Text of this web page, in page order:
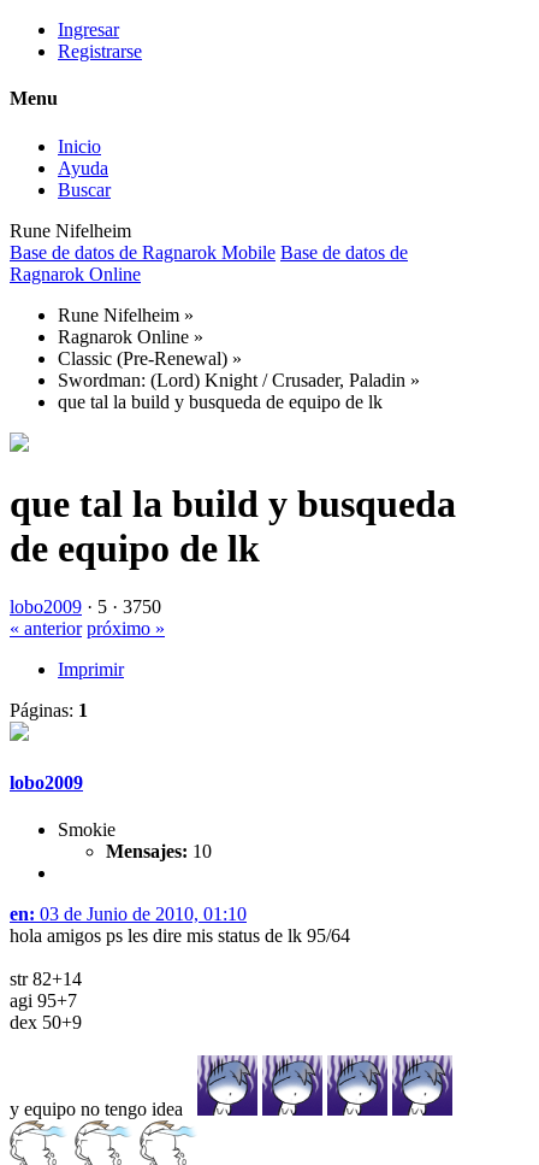
Ingresar
Registrarse
Menu
Inicio
Ayuda
Buscar
Rune Nifelheim
Base de datos de Ragnarok Mobile Base de datos de
Ragnarok Online
Rune Nifelheim »
Ragnarok Online »
Classic (Pre-Renewal) »
Swordman: (Lord) Knight / Crusader, Paladin »
que tal la build y busqueda de equipo de lk
que tal la build y busqueda
de equipo de lk
lobo2009 · 5 · 3750
« anterior próximo »
Imprimir
Páginas: 1
lobo2009
Smokie
Mensajes: 10
en: 03 de Junio de 2010, 01:10
hola amigos ps les dire mis status de lk 95/64
str 82+14
agi 95+7
dex 50+9
y equipo no tengo idea